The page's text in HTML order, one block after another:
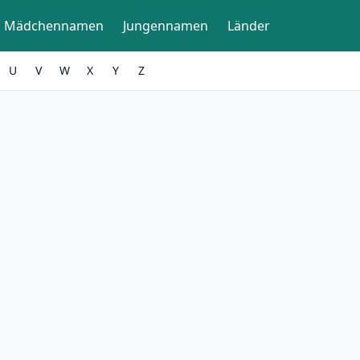
Mädchennamen Jungennamen Länder
U V W X Y Z